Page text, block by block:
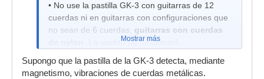
• No use la pastilla GK-3 con guitarras de 12
cuerdas ni en guitarras con configuraciones que
no sean de 6 cuerdas, guitarras con cuerdas
. La unidad no funcionará
Mostrar más
Supongo que la pastilla de la GK-3 detecta, mediante
magnetismo, vibraciones de cuerdas metálicas.